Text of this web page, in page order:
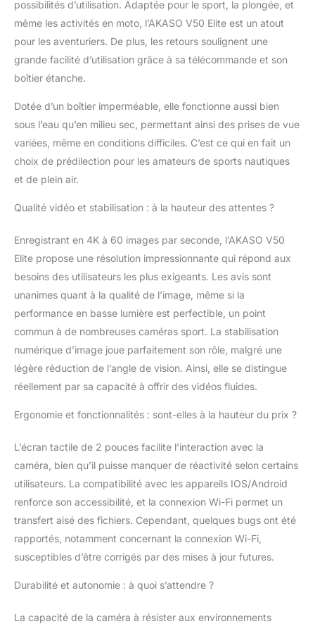
【Superbe Stablisation
des Images】
Stabilisation
de l'image (EIS)
vos mouvements et
corrige le bougé de la
caméra pour produire
des séquences
incroyablement lisses.
pouvez régler l'angle
sport en fonction de
vos besoins entre
Large, Moyen et Étroit.
Cette caméra sport
dispose également de
la fonction
d'étalonnage de la
distorsion, qui offre des
améliorations de la
distorsion de l'image.
【Caméra Sport
Pieds】 Équipée du
amélioré, cette caméra
sport sous-marine
peut plonger en
profondeur jusqu’à 131
pieds, prêt à capturer
tous les détails de vos
aventures. Idéal pour
les sports nautiques
surf, la plongée, la
possibilités d’utilisation. Adaptée pour le sport, la plongée, et
même les activités en moto, l’AKASO V50 Elite est un atout
pour les aventuriers. De plus, les retours soulignent une
grande facilité d’utilisation grâce à sa télécommande et son
boîtier étanche.
Dotée d’un boîtier imperméable, elle fonctionne aussi bien
sous l’eau qu’en milieu sec, permettant ainsi des prises de vue
variées, même en conditions difficiles. C’est ce qui en fait un
choix de prédilection pour les amateurs de sports nautiques
et de plein air.
Qualité vidéo et stabilisation : à la hauteur des attentes ?
Enregistrant en 4K à 60 images par seconde, l’AKASO V50
Elite propose une résolution impressionnante qui répond aux
besoins des utilisateurs les plus exigeants. Les avis sont
unanimes quant à la qualité de l’image, même si la
performance en basse lumière est perfectible, un point
commun à de nombreuses caméras sport. La stabilisation
numérique d’image joue parfaitement son rôle, malgré une
légère réduction de l’angle de vision. Ainsi, elle se distingue
réellement par sa capacité à offrir des vidéos fluides.
Ergonomie et fonctionnalités : sont-elles à la hauteur du prix ?
L’écran tactile de 2 pouces facilite l’interaction avec la
caméra, bien qu’il puisse manquer de réactivité selon certains
utilisateurs. La compatibilité avec les appareils IOS/Android
renforce son accessibilité, et la connexion Wi-Fi permet un
transfert aisé des fichiers. Cependant, quelques bugs ont été
rapportés, notamment concernant la connexion Wi-Fi,
susceptibles d’être corrigés par des mises à jour futures.
Durabilité et autonomie : à quoi s’attendre ?
La capacité de la caméra à résister aux environnements